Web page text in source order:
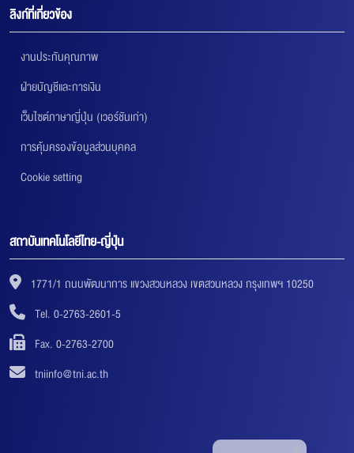
ลิงก์ที่เกี่ยวข้อง
งานประกันคุณภาพ
ฝ่ายบัญชีและการเงิน
เว็บไซต์ภาษาญี่ปุ่น (เวอร์ชันเก่า)
การคุ้มครองข้อมูลส่วนบุคคล
Cookie setting
สถาบันเทคโนโลยีไทย-ญี่ปุ่น
1771/1 ถนนพัฒนาการ แขวงสวนหลวง เขตสวนหลวง กรุงเทพฯ 10250
Tel. 0-2763-2601-5
Fax. 0-2763-2700
tniinfo@tni.ac.th